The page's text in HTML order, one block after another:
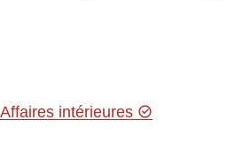
intérieures